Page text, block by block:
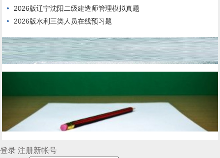
2026版辽宁沈阳二级建造师管理模拟真题
2026版水利三类人员在线预习题
登录 注册新帐号